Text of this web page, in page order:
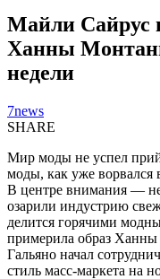
Майли Сайрус
Ханны
недели
7news
SHARE
Мир моды не успел
моды, как уже ворвался
В центре внимания —
озарили индустрию
делится горячими
примерила образ
Гальяно начал
стиль масс-маркета на